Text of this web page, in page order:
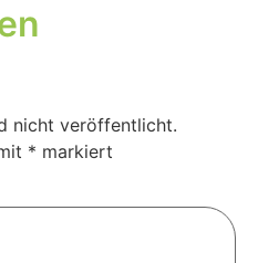
nicht veröffentlicht.
* markiert